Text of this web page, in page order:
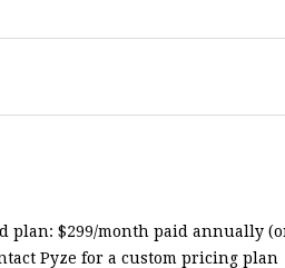
plan: $299/month paid annually
Pyze for a custom pricing plan